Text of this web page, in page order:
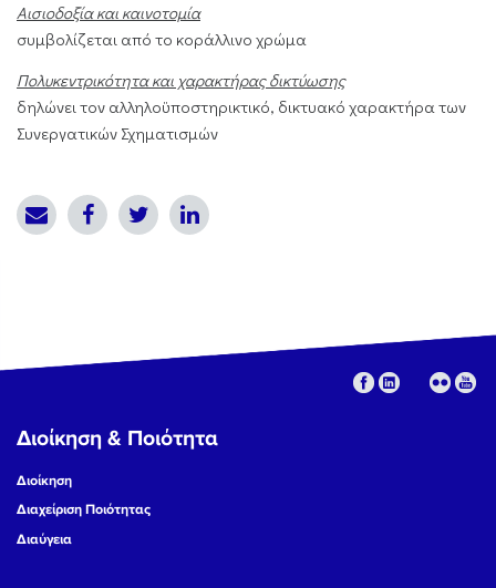
Αισιοδοξία και καινοτομία
συμβολίζεται από το κοράλλινο χρώμα
Πολυκεντρικότητα και χαρακτήρας δικτύωσης
δηλώνει τον αλληλοϋποστηρικτικό, δικτυακό χαρακτήρα των
Συνεργατικών Σχηματισμών
Διοίκηση & Ποιότητα
Διοίκηση
Διαχείριση Ποιότητας
Διαύγεια